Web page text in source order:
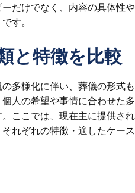
だけでなく、内容の具体性や
す。
と特徴を比較
多様化に伴い、葬儀の形式も
人の希望や事情に合わせた多
ここでは、現在主に提供され
れぞれの特徴・適したケース